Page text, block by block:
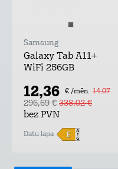
Samsung
Galaxy Tab A11+
WiFi 256GB
12,36 € /mēn. 14,07
296,69 € 338,02 €
bez PVN
Datu lapa